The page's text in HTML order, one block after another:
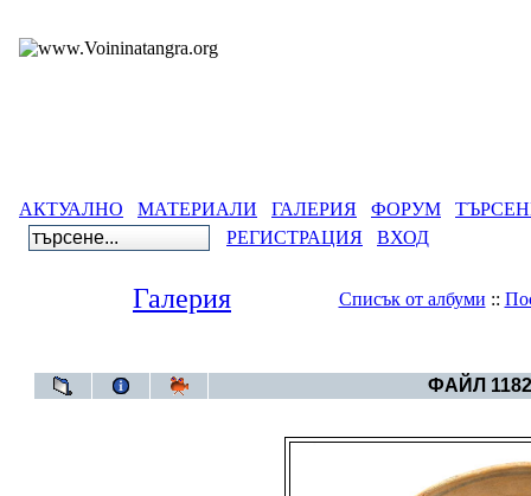
АКТУАЛНО МАТЕРИАЛИ ГАЛЕРИЯ ФОРУМ
РЕГИСТРАЦИЯ
ВХОД
Галерия Списък от албуми ::
ФАЙЛ